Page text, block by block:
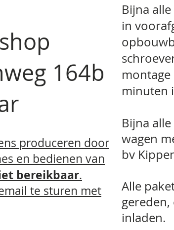
164b
produceren door
en bedienen van
bereikbaar.
te sturen met
Bijna
in
minuten
Bijna
wagen
bv
Alle
inladen.